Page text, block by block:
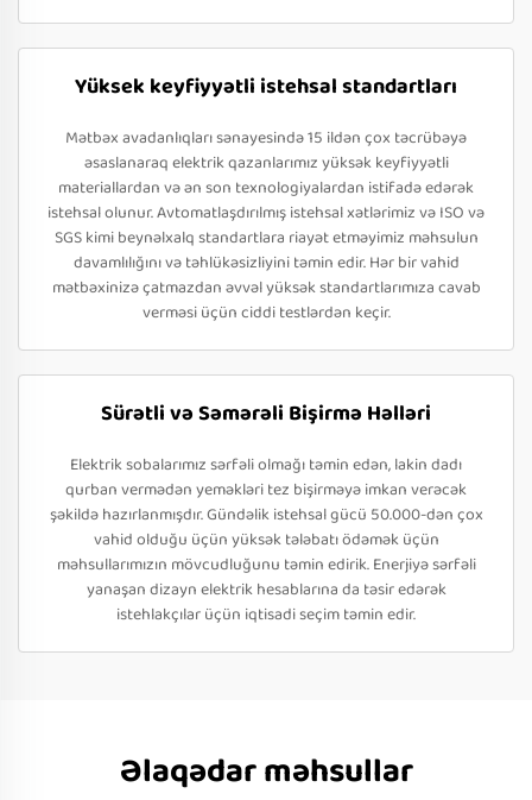
Yüksek keyfiyyətli istehsal standartları
Mətbəx avadanlıqları sənayesində 15 ildən çox təcrübəyə
əsaslanaraq elektrik qazanlarımız yüksək keyfiyyətli
materiallardan və ən son texnologiyalardan istifadə edərək
istehsal olunur. Avtomatlaşdırılmış istehsal xətlərimiz və ISO və
SGS kimi beynəlxalq standartlara riayət etməyimiz məhsulun
davamlılığını və təhlükəsizliyini təmin edir. Hər bir vahid
mətbəxinizə çatmazdan əvvəl yüksək standartlarımıza cavab
verməsi üçün ciddi testlərdən keçir.
Sürətli və Səmərəli Bişirmə Həlləri
Elektrik sobalarımız sərfəli olmağı təmin edən, lakin dadı
qurban vermədən yeməkləri tez bişirməyə imkan verəcək
şəkildə hazırlanmışdır. Gündəlik istehsal gücü 50.000-dən çox
vahid olduğu üçün yüksək tələbatı ödəmək üçün
məhsullarımızın mövcudluğunu təmin edirik. Enerjiyə sərfəli
yanaşan dizayn elektrik hesablarına da təsir edərək
istehlakçılar üçün iqtisadi seçim təmin edir.
Əlaqədar məhsullar